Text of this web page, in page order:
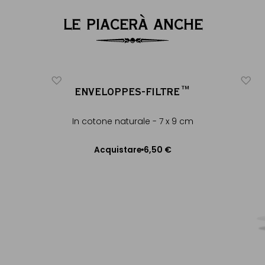
LE PIACERÀ ANCHE
ENVELOPPES-FILTRE™
In cotone naturale - 7 x 9 cm
Acquistare 6,50 €